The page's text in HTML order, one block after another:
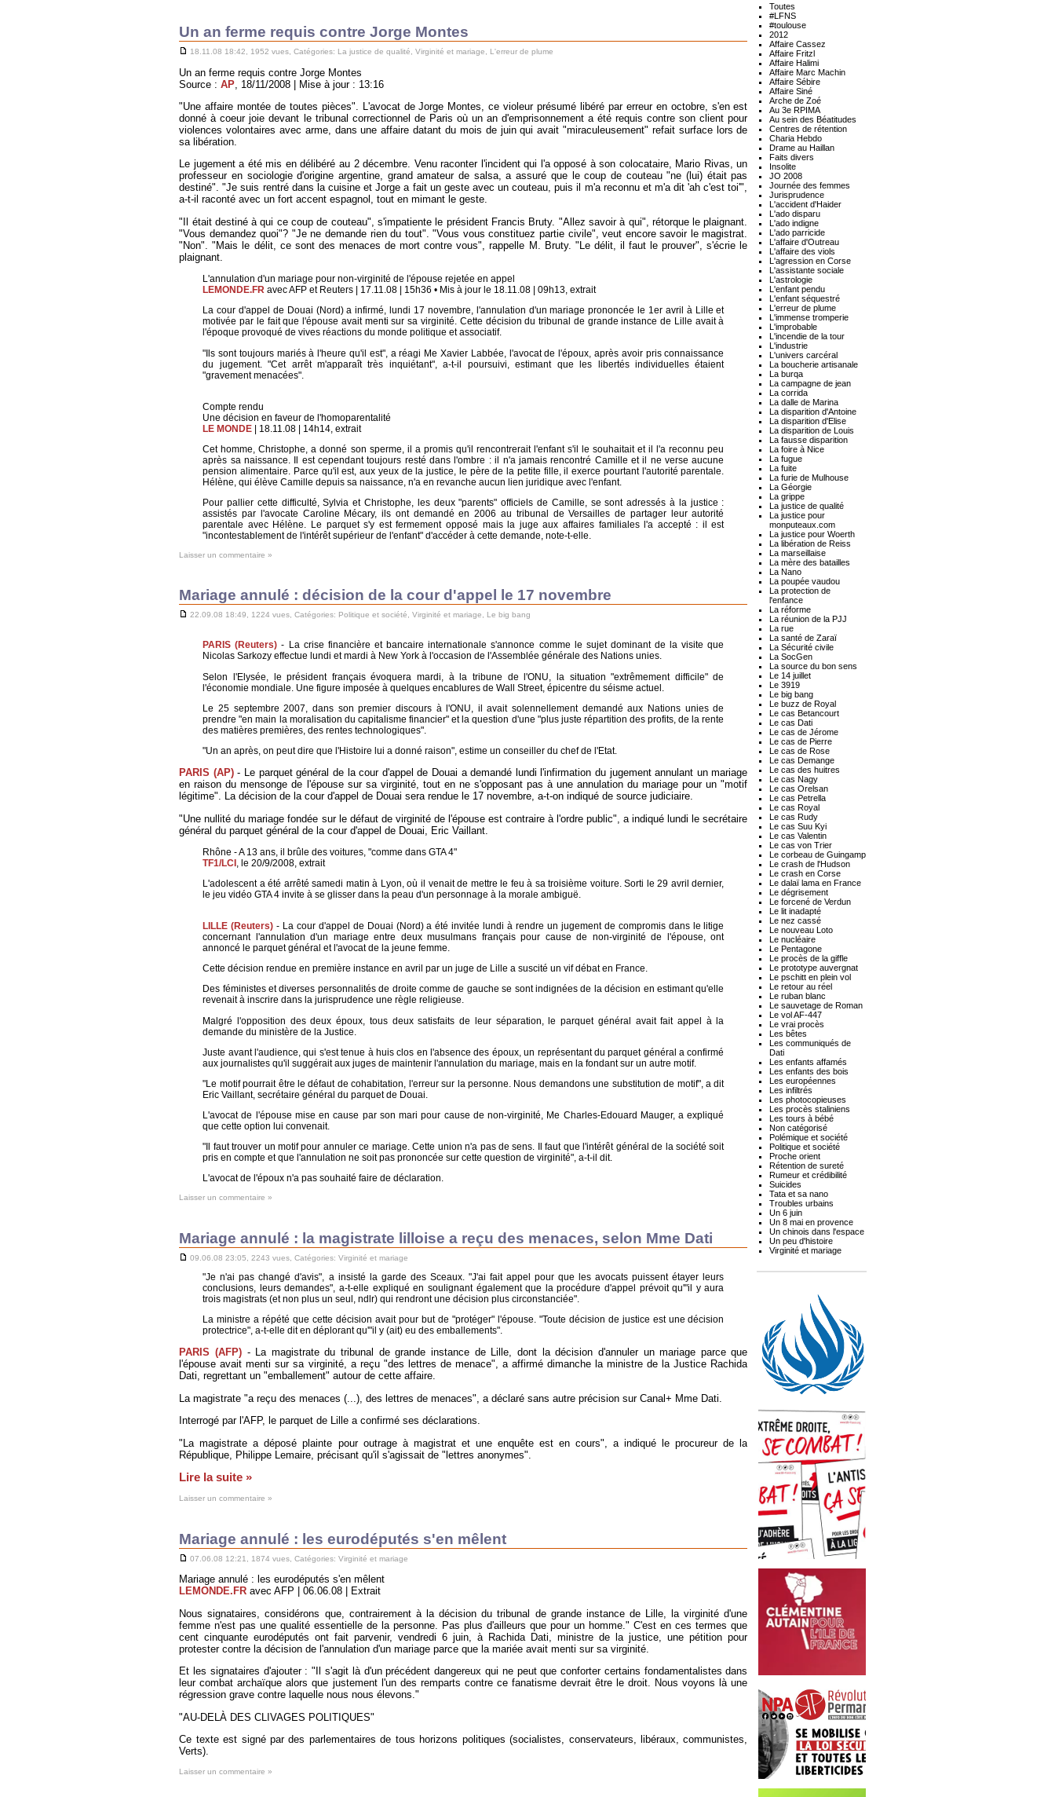
Un an ferme requis contre Jorge Montes
18.11.08 18:42, 1952 vues, Catégories: La justice de qualité ,Virginité et mariage L'erreur de plume
Un an ferme requis contre Jorge Montes
Source :AP , 18/11/2008 | Mise à jour : 13:16
"Une affaire montée de toutes pièces". L'avocat de Jorge Montes, ce violeur présumé libéré par erreur en octobre, s'en est
donné à coeur joie devant le tribunal correctionnel de Paris où un an d'emprisonnement a été requis contre son client pour
violences volontaires avec arme, dans une affaire datant du mois de juin qui avait "miraculeusement" refait surface lors de
sa libération.
Le jugement a été mis en délibéré au 2 décembre. Venu raconter l'incident qui l'a opposé à son colocataire, Mario Rivas, un
professeur en sociologie d'origine argentine, grand amateur de salsa, a assuré que le coup de couteau "ne (lui) était pas
destiné". "Je suis rentré dans la cuisine et Jorge a fait un geste avec un couteau, puis il m'a reconnu et m'a dit 'ah c'est toi'",
a-t-il raconté avec un fort accent espagnol, tout en mimant le geste.
"Il était destiné à qui ce coup de couteau", s'impatiente le président Francis Bruty. "Allez savoir à qui", rétorque le plaignant.
"Vous demandez quoi"? "Je ne demande rien du tout". "Vous vous constituez partie civile", veut encore savoir le magistrat.
"Non". "Mais le délit, ce sont des menaces de mort contre vous", rappelle M. Bruty. "Le délit, il faut le prouver", s'écrie le
plaignant.
L'annulation d'un mariage pour non-virginité de l'épouse rejetée en appel
LEMONDE.FR avec AFP et Reuters | 17.11.08 | 15h36 • Mis à jour le 18.11.08 | 09h13, extrait
La cour d'appel de Douai (Nord) a infirmé, lundi 17 novembre, l'annulation d'un mariage prononcée le 1er avril à Lille et
motivée par le fait que l'épouse avait menti sur sa virginité. Cette décision du tribunal de grande instance de Lille avait à
l'époque provoqué de vives réactions du monde politique et associatif.
"Ils sont toujours mariés à l'heure qu'il est", a réagi Me Xavier Labbée, l'avocat de l'époux, après avoir pris connaissance
du jugement. "Cet arrêt m'apparaît très inquiétant", a-t-il poursuivi, estimant que les libertés individuelles étaient
"gravement menacées".
Compte rendu
Une décision en faveur de l'homoparentalité
LE MONDE | 18.11.08 | 14h14, extrait
Cet homme, Christophe, a donné son sperme, il a promis qu'il rencontrerait l'enfant s'il le souhaitait et il l'a reconnu peu
après sa naissance. Il est cependant toujours resté dans l'ombre : il n'a jamais rencontré Camille et il ne verse aucune
pension alimentaire. Parce qu'il est, aux yeux de la justice, le père de la petite fille, il exerce pourtant l'autorité parentale.
Hélène, qui élève Camille depuis sa naissance, n'a en revanche aucun lien juridique avec l'enfant.
Pour pallier cette difficulté, Sylvia et Christophe, les deux "parents" officiels de Camille, se sont adressés à la justice :
assistés par l'avocate Caroline Mécary, ils ont demandé en 2006 au tribunal de Versailles de partager leur autorité
parentale avec Hélène. Le parquet s'y est fermement opposé mais la juge aux affaires familiales l'a accepté : il est
"incontestablement de l'intérêt supérieur de l'enfant" d'accéder à cette demande, note-t-elle.
Laisser un commentaire »
Mariage annulé : décision de la cour d'appel le 17 novembre
22.09.08 18:49, 1224 vues, Catégories: Politique et société,Virginité et mariage, Le big bang
PARIS (Reuters) - La crise financière et bancaire internationale s'annonce comme le sujet dominant de la visite que
Nicolas Sarkozy effectue lundi et mardi à New York à l'occasion de l'Assemblée générale des Nations unies.
Selon l'Elysée, le président français évoquera mardi, à la tribune de l'ONU, la situation "extrêmement difficile" de
l'économie mondiale. Une figure imposée à quelques encablures de Wall Street, épicentre du séisme actuel.
Le 25 septembre 2007, dans son premier discours à l'ONU, il avait solennellement demandé aux Nations unies de
prendre "en main la moralisation du capitalisme financier" et la question d'une "plus juste répartition des profits, de la rente
des matières premières, des rentes technologiques".
"Un an après, on peut dire que l'Histoire lui a donné raison", estime un conseiller du chef de l'Etat.
PARIS (AP)- Le parquet général de la cour d'appel de Douai a demandé lundi l'infirmation du jugement annulant un mariage
en raison du mensonge de l'épouse sur sa virginité, tout en ne s'opposant pas à une annulation du mariage pour un "motif
légitime". La décision de la cour d'appel de Douai sera rendue le 17 novembre, a-t-on indiqué de source judiciaire.
"Une nullité du mariage fondée sur le défaut de virginité de l'épouse est contraire à l'ordre public", a indiqué lundi le secrétaire
général du parquet général de la cour d'appel de Douai, Eric Vaillant.
Rhône - A 13 ans, il brûle des voitures, "comme dans GTA 4"
TF1/LCI , le 20/9/2008, extrait
L'adolescent a été arrêté samedi matin à Lyon, où il venait de mettre le feu à sa troisième voiture. Sorti le 29 avril dernier,
le jeu vidéo GTA 4 invite à se glisser dans la peau d'un personnage à la morale ambiguë.
LILLE (Reuters) - La cour d'appel de Douai (Nord) a été invitée lundi à rendre un jugement de compromis dans le litige
concernant l'annulation d'un mariage entre deux musulmans français pour cause de non-virginité de l'épouse, ont
annoncé le parquet général et l'avocat de la jeune femme.
Cette décision rendue en première instance en avril par un juge de Lille a suscité un vif débat en France.
Des féministes et diverses personnalités de droite comme de gauche se sont indignées de la décision en estimant qu'elle
revenait à inscrire dans la jurisprudence une règle religieuse.
Malgré l'opposition des deux époux, tous deux satisfaits de leur séparation, le parquet général avait fait appel à la
demande du ministère de la Justice.
Juste avant l'audience, qui s'est tenue à huis clos en l'absence des époux, un représentant du parquet général a confirmé
aux journalistes qu'il suggérait aux juges de maintenir l'annulation du mariage, mais en la fondant sur un autre motif.
"Le motif pourrait être le défaut de cohabitation, l'erreur sur la personne. Nous demandons une substitution de motif", a dit
Eric Vaillant, secrétaire général du parquet de Douai.
L'avocat de l'épouse mise en cause par son mari pour cause de non-virginité, Me Charles-Edouard Mauger, a expliqué
que cette option lui convenait.
"Il faut trouver un motif pour annuler ce mariage. Cette union n'a pas de sens. Il faut que l'intérêt général de la société soit
pris en compte et que l'annulation ne soit pas prononcée sur cette question de virginité", a-t-il dit.
L'avocat de l'époux n'a pas souhaité faire de déclaration.
Laisser un commentaire »
Mariage annulé : la magistrate lilloise a reçu des menaces, selon Mme Dati
09.06.08 23:05, 2243 vues, Catégories:Virginité et mariage
"Je n'ai pas changé d'avis", a insisté la garde des Sceaux. "J'ai fait appel pour que les avocats puissent étayer leurs
conclusions, leurs demandes", a-t-elle expliqué en soulignant également que la procédure d'appel prévoit qu'"il y aura
trois magistrats (et non plus un seul, ndlr) qui rendront une décision plus circonstanciée".
La ministre a répété que cette décision avait pour but de "protéger" l'épouse. "Toute décision de justice est une décision
protectrice", a-t-elle dit en déplorant qu'"il y (ait) eu des emballements".
PARIS (AFP)- La magistrate du tribunal de grande instance de Lille, dont la décision d'annuler un mariage parce que
l'épouse avait menti sur sa virginité, a reçu "des lettres de menace", a affirmé dimanche la ministre de la Justice Rachida
Dati, regrettant un "emballement" autour de cette affaire.
La magistrate "a reçu des menaces (...), des lettres de menaces", a déclaré sans autre précision sur Canal+ Mme Dati.
Interrogé par l'AFP, le parquet de Lille a confirmé ses déclarations.
"La magistrate a déposé plainte pour outrage à magistrat et une enquête est en cours", a indiqué le procureur de la
République, Philippe Lemaire, précisant qu'il s'agissait de "lettres anonymes".
Lire la suite »
Laisser un commentaire »
Mariage annulé : les eurodéputés s'en mêlent
07.06.08 12:21, 1874 vues, Catégories:Virginité et mariage
Mariage annulé : les eurodéputés s'en mêlent
LEMONDE.FR avec AFP | 06.06.08 | Extrait
Nous signataires, considérons que, contrairement à la décision du tribunal de grande instance de Lille, la virginité d'une
femme n'est pas une qualité essentielle de la personne. Pas plus d'ailleurs que pour un homme." C'est en ces termes que
cent cinquante eurodéputés ont fait parvenir, vendredi 6 juin, à Rachida Dati, ministre de la justice, une pétition pour
protester contre la décision de l'annulation d'un mariage parce que la mariée avait menti sur sa virginité.
Et les signataires d'ajouter : "Il s'agit là d'un précédent dangereux qui ne peut que conforter certains fondamentalistes dans
leur combat archaïque alors que justement l'un des remparts contre ce fanatisme devrait être le droit. Nous voyons là une
régression grave contre laquelle nous nous élevons."
"AU-DELÀ DES CLIVAGES POLITIQUES"
Ce texte est signé par des parlementaires de tous horizons politiques (socialistes, conservateurs, libéraux, communistes,
Verts).
Laisser un commentaire »
Toutes
#LFNS
#toulouse
2012
Affaire Cassez
Affaire Fritzl
Affaire Halimi
Affaire Marc Machin
Affaire Sébire
Affaire Siné
Arche de Zoé
Au 3e RPIMA
Au sein des Béatitudes
Centres de rétention
Charia Hebdo
Drame au Haillan
Faits divers
Insolite
JO 2008
Journée des femmes
Jurisprudence
L'accident d'Haider
L'ado disparu
L'ado indigne
L'ado parricide
L'affaire d'Outreau
L'affaire des viols
L'agression en Corse
L'assistante sociale
L'astrologie
L'enfant pendu
L'enfant séquestré
L'erreur de plume
L'immense tromperie
L'improbable
L'incendie de la tour
L'industrie
L'univers carcéral
La boucherie artisanale
La burqa
La campagne de jean
La corrida
La dalle de Marina
La disparition d'Antoine
La disparition d'Elise
La disparition de Louis
La fausse disparition
La foire à Nice
La fugue
La fuite
La furie de Mulhouse
La Géorgie
La grippe
La justice de qualité
La justice pour
monputeaux.com
La justice pour Woerth
La libération de Reiss
La marseillaise
La mère des batailles
La Nano
La poupée vaudou
La protection de
l'enfance
La réforme
La réunion de la PJJ
La rue
La santé de Zaraï
La Sécurité civile
La SocGen
La source du bon sens
Le 14 juillet
Le 3919
Le big bang
Le buzz de Royal
Le cas Betancourt
Le cas Dati
Le cas de Jérome
Le cas de Pierre
Le cas de Rose
Le cas Demange
Le cas des huitres
Le cas Nagy
Le cas Orelsan
Le cas Petrella
Le cas Royal
Le cas Rudy
Le cas Suu Kyi
Le cas Valentin
Le cas von Trier
Le corbeau de Guingamp
Le crash de l'Hudson
Le crash en Corse
Le dalaï lama en France
Le dégrisement
Le forcené de Verdun
Le lit inadapté
Le nez cassé
Le nouveau Loto
Le nucléaire
Le Pentagone
Le procès de la giffle
Le prototype auvergnat
Le pschitt en plein vol
Le retour au réel
Le ruban blanc
Le sauvetage de Roman
Le vol AF-447
Le vrai procès
Les bêtes
Les communiqués de
Dati
Les enfants affamés
Les enfants des bois
Les européennes
Les infiltrés
Les photocopieuses
Les procès staliniens
Les tours à bébé
Non catégorisé
Polémique et société
Politique et société
Proche orient
Rétention de sureté
Rumeur et crédibilité
Suicides
Tata et sa nano
Troubles urbains
Un 6 juin
Un 8 mai en provence
Un chinois dans l'espace
Un peu d'histoire
Virginité et mariage